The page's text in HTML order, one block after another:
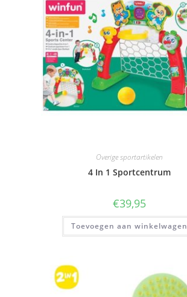
Overige sportartikelen
4 In 1 Sportcentrum
€39,95
Toevoegen aan winkelwagen